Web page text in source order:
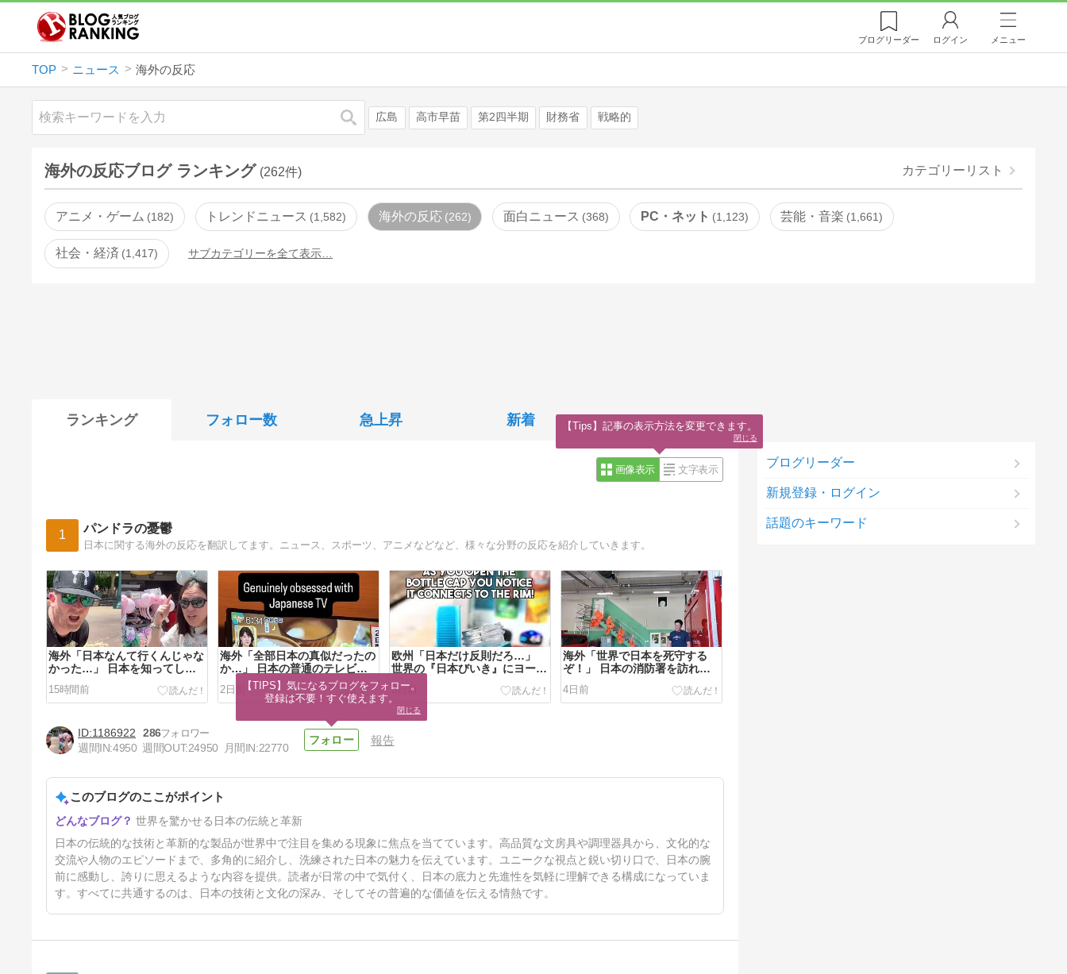
ブログリーダー ログイン メニュー
TOP ニュース 海外の反応
検索 広島 高市早苗 第2四半期 財務省 戦略的
海外の反応ブログ ランキング (262件) カテゴリーリスト
アニメ・ゲーム 182 トレンドニュース 1,582 海外の反応 262 面白ニュース 368 PC・ネット 1,123 芸能・音楽 1,661
社会・経済 1,417 サブカテゴリーを全て表示…
ランキング フォロー数 急上昇 新着
画像表示 文字表示
1 パンドラの憂鬱
日本に関する海外の反応を翻訳してます。ニュース、スポーツ、アニメなどなど、様々な分野の反応を紹介していきます。
海外「日本なんて行くんじゃな
かった…」 日本を知ってしま
『本家』に失望する事態に
15時間前
海外「全部日本の真似だったの
か…」 日本の普通のテレビ番
組が最新SNSの数十年先を行っ
ていたと話題に
2日前
欧州「日本だけ反則だろ…」
世界の『日本びいき』にヨーロ
ッパ全土から不満の声
3日前
海外「世界で日本を死守する
ぞ！」 日本の消防署を訪れた
に
4日前
海外「日本がキラキラして見え
る…」 日本の街頭インタビュ
エモすぎると話題に
5日前
1186922
286
週間IN:4950 週間OUT:24950 月間IN:22770
報告
このブログのここがポイント
世界を驚かせる日本の伝統と革新
日本の伝統的な技術と革新的な製品が世界中で注目を集める現象に焦点を当てています。高品質な文房具や調理器具から、文化的な
交流や人物のエピソードまで、多角的に紹介し、洗練された日本の魅力を伝えています。ユニークな視点と鋭い切り口で、日本の腕
前に感動し、誇りに思えるような内容を提供。読者が日常の中で気付く、日本の底力と先進性を気軽に理解できる構成になっていま
す。すべてに共通するのは、日本の技術と文化の深み、そしてその普遍的な価値を伝える情熱です。
ブログリーダー
新規登録・ログイン
話題のキーワード
【TIPS】気になるブログをフォロー。
登録は不要！すぐ使えます。
閉じる
【Tips】記事の表示方法を変更できます。
閉じる